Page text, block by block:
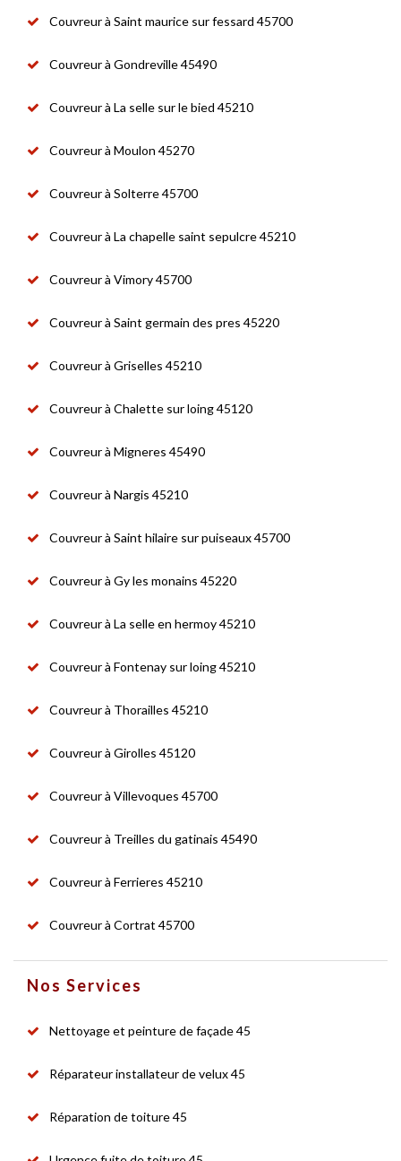
Couvreur à Saint maurice sur fessard 45700
Couvreur à Gondreville 45490
Couvreur à La selle sur le bied 45210
Couvreur à Moulon 45270
Couvreur à Solterre 45700
Couvreur à La chapelle saint sepulcre 45210
Couvreur à Vimory 45700
Couvreur à Saint germain des pres 45220
Couvreur à Griselles 45210
Couvreur à Chalette sur loing 45120
Couvreur à Migneres 45490
Couvreur à Nargis 45210
Couvreur à Saint hilaire sur puiseaux 45700
Couvreur à Gy les monains 45220
Couvreur à La selle en hermoy 45210
Couvreur à Fontenay sur loing 45210
Couvreur à Thorailles 45210
Couvreur à Girolles 45120
Couvreur à Villevoques 45700
Couvreur à Treilles du gatinais 45490
Couvreur à Ferrieres 45210
Couvreur à Cortrat 45700
Nos Services
Nettoyage et peinture de façade 45
Réparateur installateur de velux 45
Réparation de toiture 45